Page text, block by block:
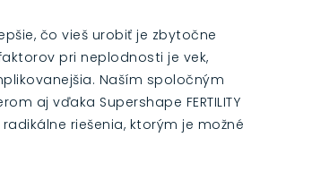
čo vieš urobiť je zbytočne
pri neplodnosti je vek,
Naším spoločným
aj vďaka Supershape FERTILITY
riešenia, ktorým je možné